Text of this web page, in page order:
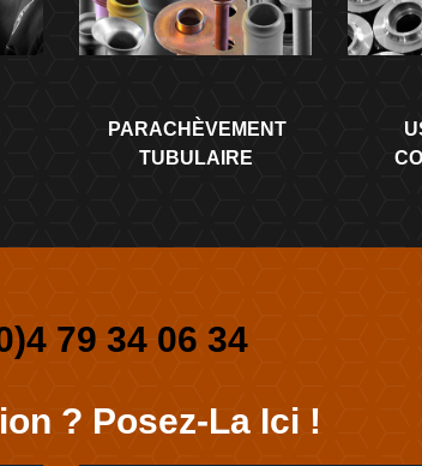
PARACHÈVEMENT
TUBULAIRE
79 34 06 34
? Posez-La Ici !